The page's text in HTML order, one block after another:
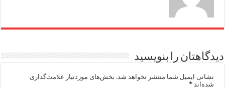
دیدگاهتان را بنویسید
نشانی ایمیل شما منتشر نخواهد شد. بخش‌های موردنیاز علامت‌گذاری
شده‌اند*